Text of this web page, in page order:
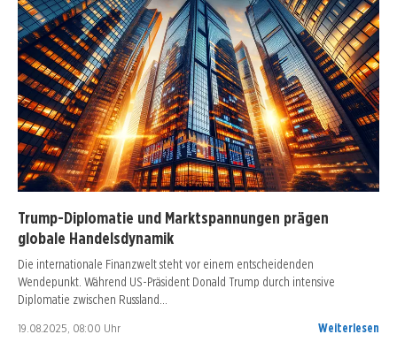
Trump-Diplomatie und Marktspannungen prägen
globale Handelsdynamik
Die internationale Finanzwelt steht vor einem entscheidenden
Wendepunkt. Während US-Präsident Donald Trump durch intensive
Diplomatie zwischen Russland…
19.08.2025, 08:00 Uhr Weiterlesen